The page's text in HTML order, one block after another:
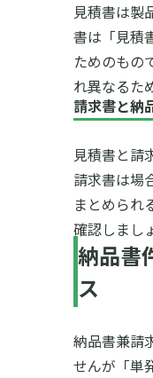
見積書は製
書は「見積
ためのもの
れ異なるた
請求書と納
見積書と請
請求書は場
まとめられ
確認しまし
納品書
ス
納品書兼請
せんが「単